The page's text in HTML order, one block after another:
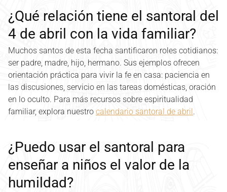
¿Qué relación tiene el santoral del
4 de abril con la vida familiar?
Muchos santos de esta fecha santificaron roles cotidianos:
ser padre, madre, hijo, hermano. Sus ejemplos ofrecen
orientación práctica para vivir la fe en casa: paciencia en
las discusiones, servicio en las tareas domésticas, oración
en lo oculto. Para más recursos sobre espiritualidad
familiar, explora nuestro calendario santoral de abril .
¿Puedo usar el santoral para
enseñar a niños el valor de la
humildad?